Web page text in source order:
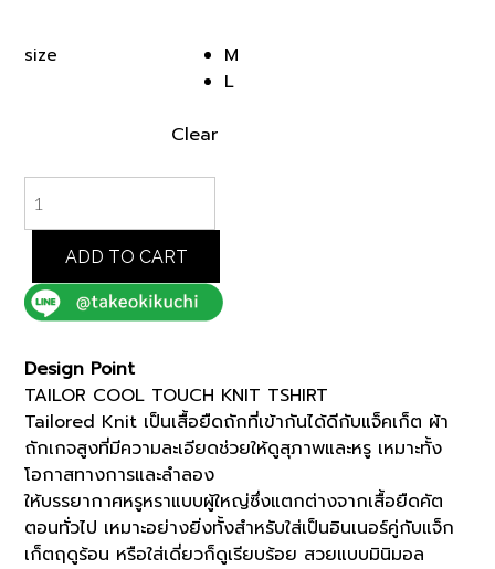
฿7,000.00.
size
M
L
Clear
TAILOR
COOL
TOUCH
KNIT
TSHIRT
(07012021)
quantity
ADD TO CART
Design Point
TAILOR COOL TOUCH KNIT TSHIRT
Tailored Knit เป็นเสื้อยืดถักที่เข้ากันได้ดีกับแจ็คเก็ต ผ้า
ถักเกจสูงที่มีความละเอียดช่วยให้ดูสุภาพและหรู เหมาะทั้ง
โอกาสทางการและลำลอง
ให้บรรยากาศหรูหราแบบผู้ใหญ่ซึ่งแตกต่างจากเสื้อยืดคัต
ตอนทั่วไป เหมาะอย่างยิ่งทั้งสำหรับใส่เป็นอินเนอร์คู่กับแจ็ก
เก็ตฤดูร้อน หรือใส่เดี่ยวก็ดูเรียบร้อย สวยแบบมินิมอล